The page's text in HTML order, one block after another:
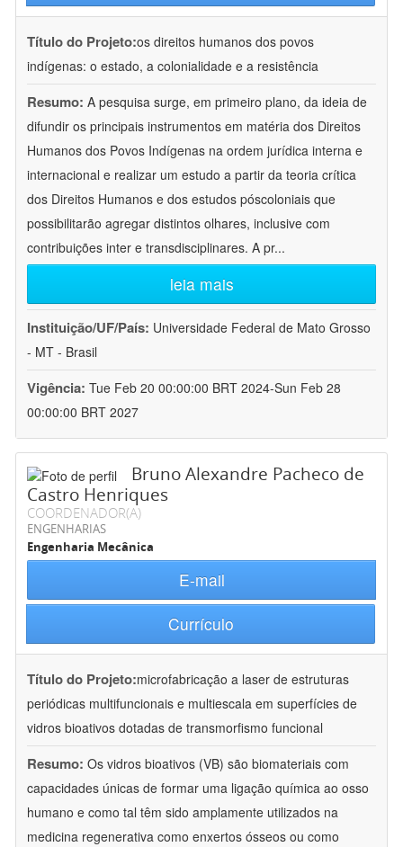
Título do Projeto:os direitos humanos dos povos
indígenas: o estado, a colonialidade e a resistência
Resumo: A pesquisa surge, em primeiro plano, da ideia de
difundir os principais instrumentos em matéria dos Direitos
Humanos dos Povos Indígenas na ordem jurídica interna e
internacional e realizar um estudo a partir da teoria crítica
dos Direitos Humanos e dos estudos póscoloniais que
possibilitarão agregar distintos olhares, inclusive com
contribuições inter e transdisciplinares. A pr...
leia mais
Instituição/UF/País: Universidade Federal de Mato Grosso
- MT - Brasil
Vigência: Tue Feb 20 00:00:00 BRT 2024-Sun Feb 28
00:00:00 BRT 2027
Bruno Alexandre Pacheco de
Castro Henriques
COORDENADOR(A)
ENGENHARIAS
Engenharia Mecânica
E-mail
Currículo
Título do Projeto:microfabricação a laser de estruturas
periódicas multifuncionais e multiescala em superfícies de
vidros bioativos dotadas de transmorfismo funcional
Resumo: Os vidros bioativos (VB) são biomateriais com
capacidades únicas de formar uma ligação química ao osso
humano e como tal têm sido amplamente utilizados na
medicina regenerativa como enxertos ósseos ou como